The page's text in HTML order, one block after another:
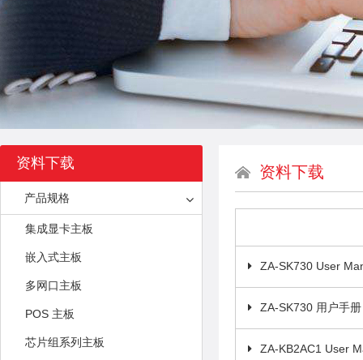
资料下载
产品规格
集成显卡主板
嵌入式主板
多网口主板
POS 主板
芯片组系列主板
资料下载
ZA-SK730 User
ZA-SK730 用户手册
ZA-KB2AC1 User